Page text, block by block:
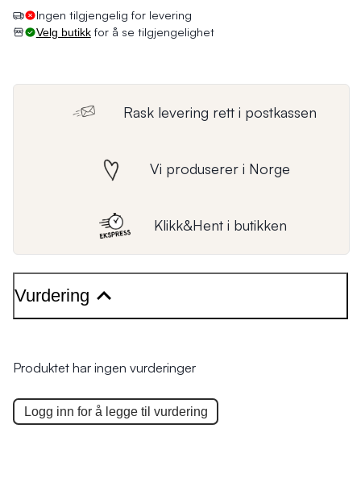
Ingen tilgjengelig for levering
Velg butikkfor å se tilgjengelighet
Rask levering rett i postkassen
Vi produserer i Norge
Klikk&Hent i butikken
Vurdering
Produktet har ingen vurderinger
Logg inn for å legge til vurdering